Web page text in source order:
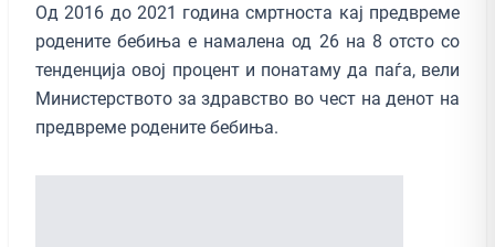
Од 2016 до 2021 година смртноста кај предвреме
родените бебиња е намалена од 26 на 8 отсто со
тенденција овој процент и понатаму да паѓа, вели
Министерството за здравство во чест на денот на
предвреме родените бебиња.